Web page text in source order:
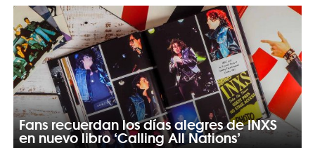
Fans recuerdan los días alegres de INXS
en nuevo libro ‘Calling All Nations’